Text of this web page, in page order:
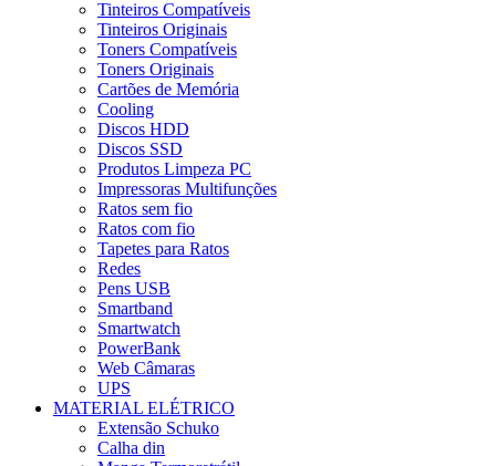
Tinteiros Compatíveis
Tinteiros Originais
Toners Compatíveis
Toners Originais
Cartões de Memória
Cooling
Discos HDD
Discos SSD
Produtos Limpeza PC
Impressoras Multifunções
Ratos sem fio
Ratos com fio
Tapetes para Ratos
Redes
Pens USB
Smartband
Smartwatch
PowerBank
Web Câmaras
UPS
MATERIAL ELÉTRICO
Extensão Schuko
Calha din